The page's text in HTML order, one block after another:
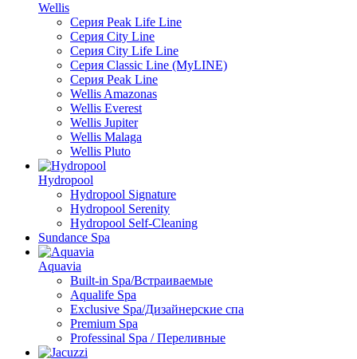
Wellis
Серия Peak Life Line
Серия City Line
Серия City Life Line
Серия Classic Line (MyLINE)
Серия Peak Line
Wellis Amazonas
Wellis Everest
Wellis Jupiter
Wellis Malaga
Wellis Pluto
Hydropool
Hydropool Signature
Hydropool Serenity
Hydropool Self-Сleaning
Sundance Spa
Aquavia
Built-in Spa/Встраиваемые
Aqualife Spa
Exclusive Spa/Дизайнерские спа
Premium Spa
Professinal Spa / Переливные